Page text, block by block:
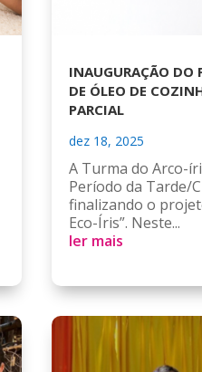
INAUGURAÇÃO DO
DE ÓLEO DE
PARCIAL
dez 18, 2025
A Turma do Arco-
Período da Tarde/
finalizando o
Eco-Íris”. Neste...
ler mais